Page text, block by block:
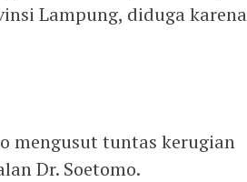
Lampung, diduga karena
mengusut tuntas kerugian
Dr. Soetomo.